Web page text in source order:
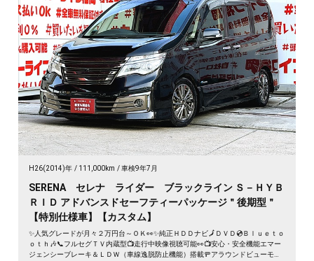
H26(2014)年 111,000km 車検9年7月
SERENA セレナ ライダー ブラックライン Ｓ－ＨＹＢ
ＲＩＤ アドバンスドセーフティーパッケージ＂後期型＂
【特別仕様車】【カスタム】
✨人気グレードが月々２万円台～ＯＫ👀✨純正ＨＤＤナビ🗾ＤＶＤ💿Ｂｌｕｅｔｏ
ｏｔｈ🎶📞フルセグＴＶ内蔵型📺走行中映像視聴可能👀📺安心・安全機能エマー
ジェンシーブレーキ＆ＬＤＷ（車線逸脱防止機能）搭載🚥アラウンドビューモニ